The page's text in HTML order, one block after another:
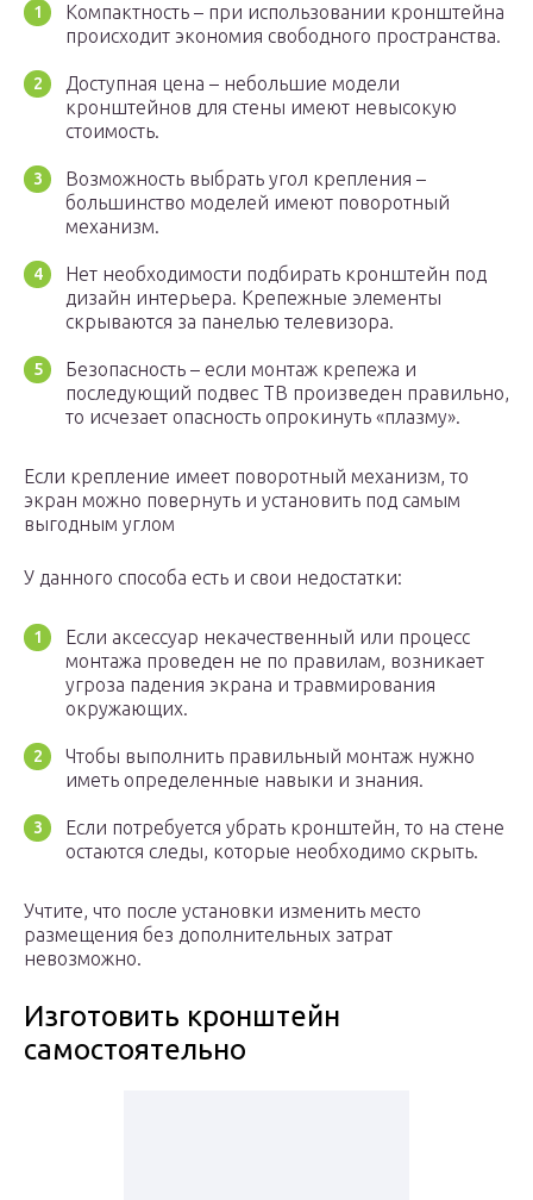
Компактность – при использовании кронштейна
происходит экономия свободного пространства.
Доступная цена – небольшие модели
кронштейнов для стены имеют невысокую
стоимость.
Возможность выбрать угол крепления –
большинство моделей имеют поворотный
механизм.
Нет необходимости подбирать кронштейн под
дизайн интерьера. Крепежные элементы
скрываются за панелью телевизора.
Безопасность – если монтаж крепежа и
последующий подвес ТВ произведен правильно,
то исчезает опасность опрокинуть «плазму».
Если крепление имеет поворотный механизм, то
экран можно повернуть и установить под самым
выгодным углом
У данного способа есть и свои недостатки:
Если аксессуар некачественный или процесс
монтажа проведен не по правилам, возникает
угроза падения экрана и травмирования
окружающих.
Чтобы выполнить правильный монтаж нужно
иметь определенные навыки и знания.
Если потребуется убрать кронштейн, то на стене
остаются следы, которые необходимо скрыть.
Учтите, что после установки изменить место
размещения без дополнительных затрат
невозможно.
Изготовить кронштейн
самостоятельно